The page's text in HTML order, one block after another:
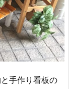
手作り看板の